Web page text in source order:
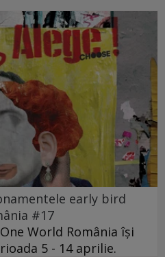
early bird
#17
World România își
5 - 14 aprilie.